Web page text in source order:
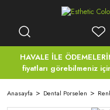
HAVALE İLE
fiyatları görebilmeniz
Anasayfa Dental Porselen